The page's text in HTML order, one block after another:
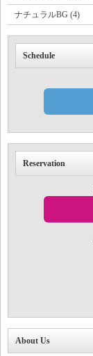
ナチュラルBG (4)
Schedule
Reservation
About Us